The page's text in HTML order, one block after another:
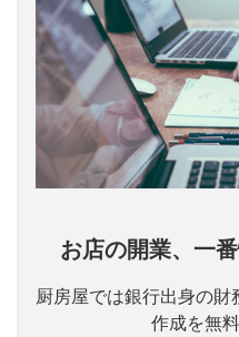
お店の開業、一
厨房屋では銀行出身の
作成を無